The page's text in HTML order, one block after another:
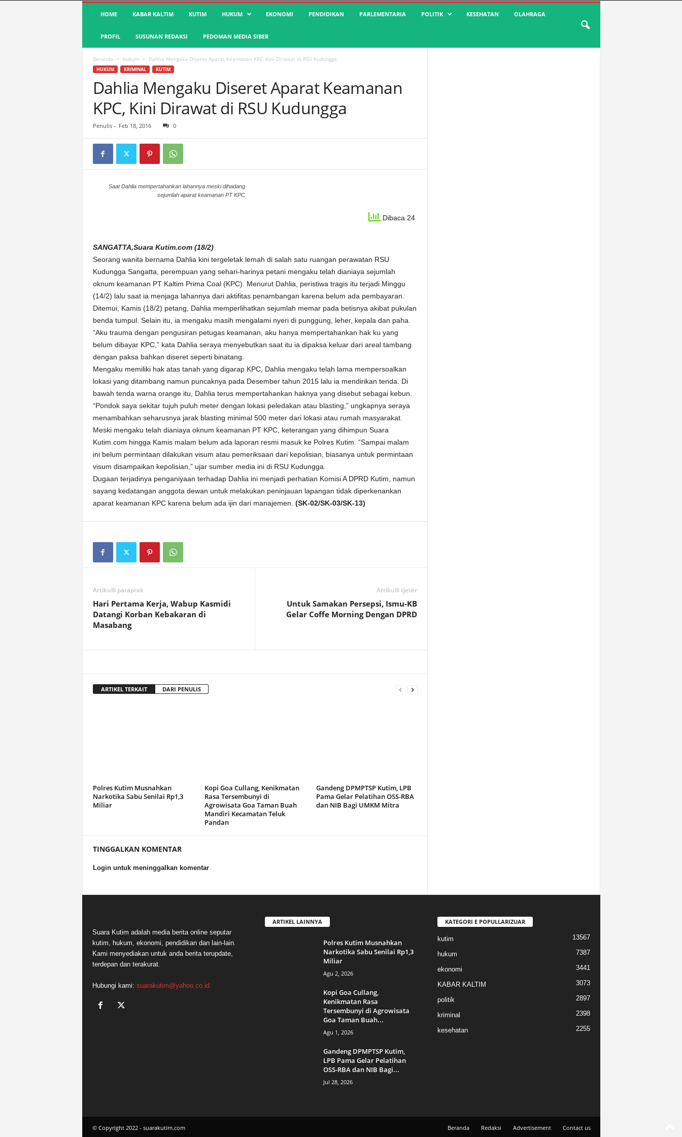
S
a
HOME KABAR KALTIM KUTIM HUKUM EKONOMI PENDIDIKAN PARLEMENTARIA POLITIK KESEHATAN OLAHRAGA
PROFIL SUSUNAN REDAKSI PEDOMAN MEDIA SIBER
Beranda hukum Dahlia Mengaku Diseret Aparat Keamanan KPC, Kini Dirawat di RSU Kudungga
HUKUM KRIMINAL KUTIM
Dahlia Mengaku Diseret Aparat Keamanan
KPC, Kini Dirawat di RSU Kudungga
Penulis - Feb 18, 2016 0
Saat Dahlia mempertahankan lahannya meski dihadang
sejumlah aparat keamanan PT KPC
Dibaca 24
SANGATTA,Suara Kutim.com (18/2)
Seorang wanita bernama Dahlia kini tergeletak lemah di salah satu ruangan perawatan RSU
Kudungga Sangatta, perempuan yang sehari-harinya petani mengaku telah dianiaya sejumlah
oknum keamanan PT Kaltim Prima Coal (KPC). Menurut Dahlia, peristiwa tragis itu terjadi Minggu
(14/2) lalu saat ia menjaga lahannya dari aktifitas penambangan karena belum ada pembayaran.
Ditemui, Kamis (18/2) petang, Dahlia memperlihatkan sejumlah memar pada betisnya akibat pukulan
benda tumpul. Selain itu, ia mengaku masih mengalami nyeri di punggung, leher, kepala dan paha.
“Aku trauma dengan pengusiran petugas keamanan, aku hanya mempertahankan hak ku yang
belum dibayar KPC,” kata Dahlia seraya menyebutkan saat itu ia dipaksa keluar dari areal tambang
dengan paksa bahkan diseret seperti binatang.
Mengaku memiliki hak atas tanah yang digarap KPC, Dahlia mengaku telah lama mempersoalkan
lokasi yang ditambang namun puncaknya pada Desember tahun 2015 lalu ia mendirikan tenda. Di
bawah tenda warna orange itu, Dahlia terus mempertahankan haknya yang disebut sebagai kebun.
“Pondok saya sekitar tujuh puluh meter dengan lokasi peledakan atau blasting,” ungkapnya seraya
menambahkan seharusnya jarak blasting minimal 500 meter dari lokasi atau rumah masyarakat.
Meski mengaku telah dianiaya oknum keamanan PT KPC, keterangan yang dihimpun Suara
Kutim.com hingga Kamis malam belum ada laporan resmi masuk ke Polres Kutim. “Sampai malam
ini belum permintaan dilakukan visum atau pemeriksaan dari kepolisian, biasanya untuk permintaan
visum disampaikan kepolisian,” ujar sumber media ini di RSU Kudungga.
Dugaan terjadinya penganiyaan terhadap Dahlia ini menjadi perhatian Komisi A DPRD Kutim, namun
sayang kedatangan anggota dewan untuk melakukan peninjauan lapangan tidak diperkenankan
aparat keamanan KPC karena belum ada ijin dari manajemen. (SK-02/SK-03/SK-13)
Artikulli paraprak
Hari Pertama Kerja, Wabup Kasmidi
Datangi Korban Kebakaran di
Masabang
Artikulli tjetër
Untuk Samakan Persepsi, Ismu-KB
Gelar Coffe Morning Dengan DPRD
ARTIKEL TERKAIT DARI PENULIS
Polres Kutim Musnahkan
Narkotika Sabu Senilai Rp1,3
Miliar
Kopi Goa Cullang, Kenikmatan
Rasa Tersembunyi di
Agrowisata Goa Taman Buah
Mandiri Kecamatan Teluk
Pandan
Gandeng DPMPTSP Kutim, LPB
Pama Gelar Pelatihan OSS-RBA
dan NIB Bagi UMKM Mitra
TINGGALKAN KOMENTAR
Login untuk meninggalkan komentar
Suara Kutim adalah media berita online seputar
kutim, hukum, ekonomi, pendidikan dan lain-lain.
Kami menyediakan untuk anda berita terupdate,
terdepan dan terakurat.
Hubungi kami: suarakutim@yahoo.co.id
ARTIKEL LAINNYA
Polres Kutim Musnahkan
Narkotika Sabu Senilai Rp1,3
Miliar
Agu 2, 2026
Kopi Goa Cullang,
Kenikmatan Rasa
Tersembunyi di Agrowisata
Goa Taman Buah...
Agu 1, 2026
Gandeng DPMPTSP Kutim,
LPB Pama Gelar Pelatihan
OSS-RBA dan NIB Bagi...
Jul 28, 2026
KATEGORI E POPULLARIZUAR
kutim 13567
hukum 7387
ekonomi 3441
KABAR KALTIM 3073
politik 2897
kriminal 2398
kesehatan 2255
Beranda Redaksi Advertisement Contact us
© Copyright 2022 - suarakutim.com